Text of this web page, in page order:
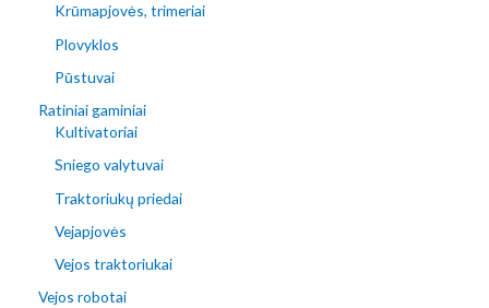
Krūmapjovės, trimeriai
Plovyklos
Pūstuvai
Ratiniai gaminiai
Kultivatoriai
Sniego valytuvai
Traktoriukų priedai
Vejapjovės
Vejos traktoriukai
Vejos robotai